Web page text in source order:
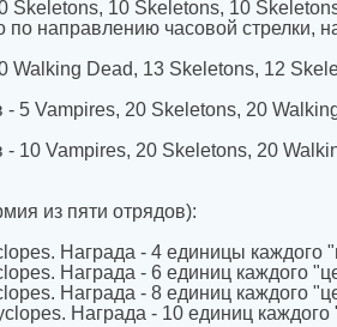
Skeletons, 10 Skeletons, 10
направлению часовой стрелки,
Walking Dead, 13 Skeletons, 12
5 Vampires, 20 Skeletons, 20
- 10 Vampires, 20 Skeletons, 20
из пяти отрядов):
Награда - 4 единицы каждого
Награда - 6 единиц каждого
Награда - 8 единиц каждого
Награда - 10 единиц каждого